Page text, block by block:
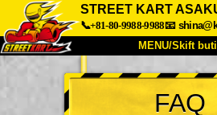
STREET KART
📞+81-80-9988-9988📧
MENU/Skift
TOP
Om Specifikationer
FAQ